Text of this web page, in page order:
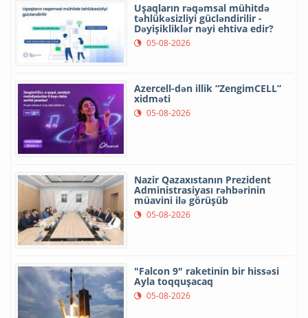
Uşaqların rəqəmsal mühitdə
təhlükəsizliyi gücləndirilir -
Dəyişikliklər nəyi ehtiva edir?
05-08-2026
Azercell-dən illik “ZengimCELL”
xidməti
05-08-2026
Nazir Qazaxıstanın Prezident
Administrasiyası rəhbərinin
müavini ilə görüşüb
05-08-2026
"Falcon 9" raketinin bir hissəsi
Ayla toqquşacaq
05-08-2026